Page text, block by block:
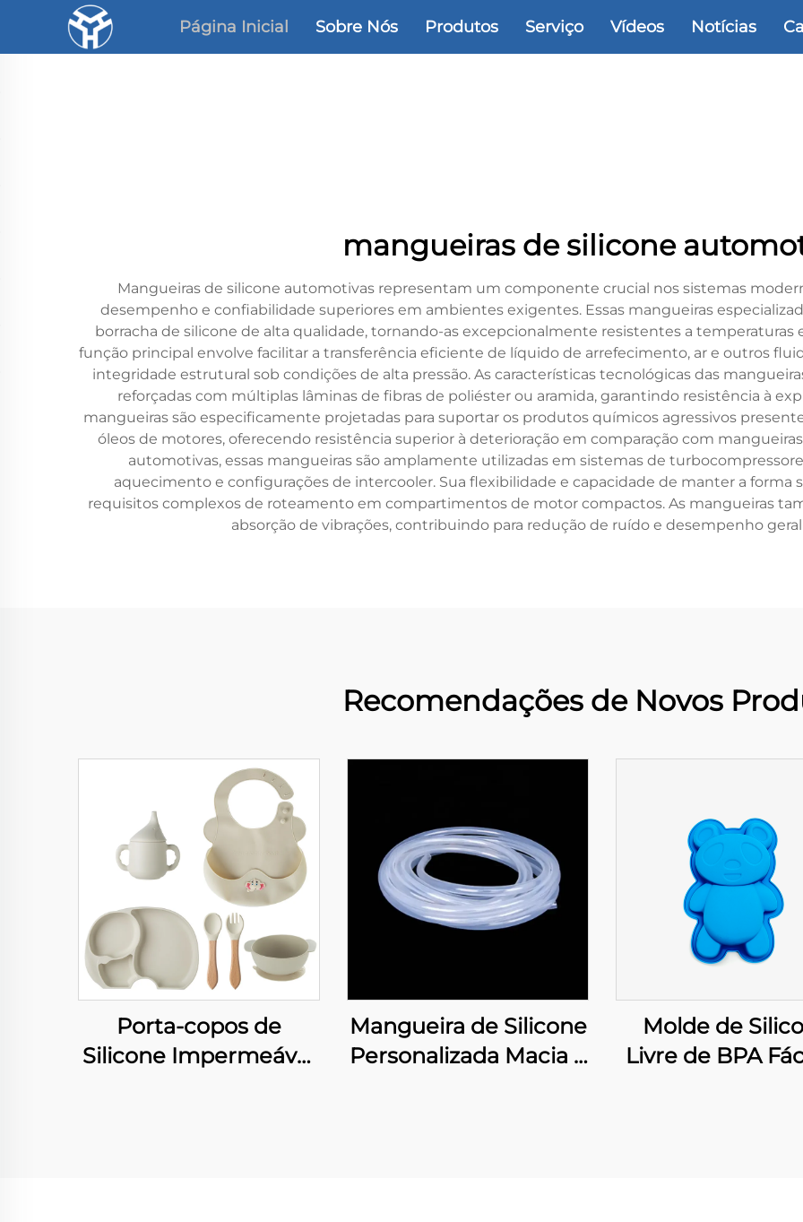
Página Inicial Sobre Nós Produtos Serviço Vídeos Notícias
mangueiras de silicone
Mangueiras de silicone automotivas representam um componente crucial nos sistemas
desempenho e confiabilidade superiores em ambientes exigentes. Essas mangueiras
borracha de silicone de alta qualidade, tornando-as excepcionalmente resistentes a temperaturas
função principal envolve facilitar a transferência eficiente de líquido de arrefecimento, ar e outros
integridade estrutural sob condições de alta pressão. As características tecnológicas das
reforçadas com múltiplas lâminas de fibras de poliéster ou aramida, garantindo resistência à
mangueiras são especificamente projetadas para suportar os produtos químicos agressivos
óleos de motores, oferecendo resistência superior à deterioração em comparação com
automotivas, essas mangueiras são amplamente utilizadas em sistemas de
aquecimento e configurações de intercooler. Sua flexibilidade e capacidade de manter a forma
requisitos complexos de roteamento em compartimentos de motor compactos. As mangueiras
absorção de vibrações, contribuindo para redução de ruído e desempenho
Recomendações de Novos
Porta-copos de
Silicone Impermeável
Mangueira de Silicone
Personalizada Macia e
Molde de
Livre de BPA